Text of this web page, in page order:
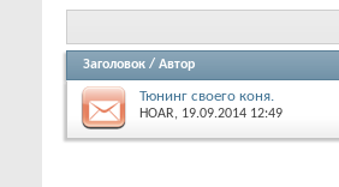
Заголовок / Автор
Тюнинг своего коня.
HOAR, 19.09.2014 12:49